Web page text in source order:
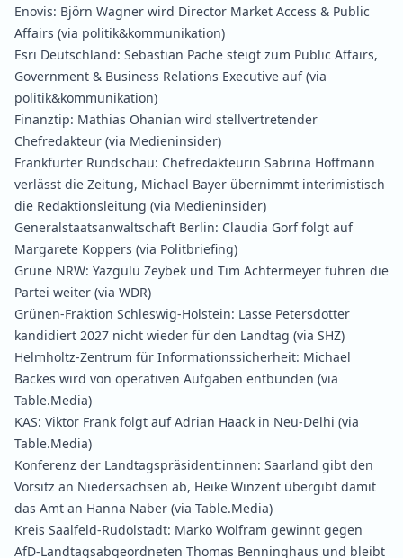
Enovis: Björn Wagner wird Director Market Access & Public
Affairs (via politik&kommunikation)
Esri Deutschland: Sebastian Pache steigt zum Public Affairs,
Government & Business Relations Executive auf(via
politik&kommunikation)
Finanztip: Mathias Ohanian wird stellvertretender
Chefredakteur (via Medieninsider)
Frankfurter Rundschau: Chefredakteurin Sabrina Hoffmann
verlässt die Zeitung, Michael Bayer übernimmt interimistisch
die Redaktionsleitung (via Medieninsider)
Generalstaatsanwaltschaft Berlin: Claudia Gorf folgt auf
Margarete Koppers (via Politbriefing)
Grüne NRW: Yazgülü Zeybek und Tim Achtermeyer führen die
Partei weiter (via WDR)
Grünen-Fraktion Schleswig-Holstein: Lasse Petersdotter
kandidiert 2027 nicht wieder für den Landtag (via SHZ)
Helmholtz-Zentrum für Informationssicherheit: Michael
Backes wird von operativen Aufgaben entbunden (via
Table.Media)
KAS: Viktor Frank folgt auf Adrian Haack in Neu-Delhi (via
Table.Media)
Konferenz der Landtagspräsident:innen: Saarland gibt den
Vorsitz an Niedersachsen ab, Heike Winzent übergibt damit
das Amt an Hanna Naber (via Table.Media)
Kreis Saalfeld-Rudolstadt: Marko Wolfram gewinnt gegen
AfD-Landtagsabgeordneten Thomas Benninghaus und bleibt